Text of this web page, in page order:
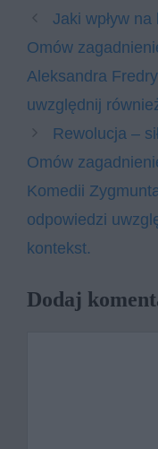
Jaki wpływ
Omów
Aleksandra
uwzględnij
Rewolucja –
Omów
Komedii
odpowiedzi
kontekst.
Dodaj